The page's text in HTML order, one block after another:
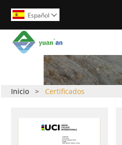
Español 
Inicio > Certificados